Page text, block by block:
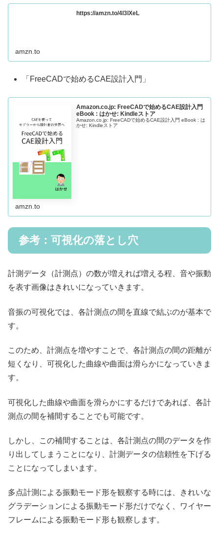
https://amzn.to/4l3lXeL
amzn.to
「FreeCADで始めるCAE設計入門」
Amazon.co.jp: FreeCADで始めるCAE設計入門
eBook : はかせ: Kindleストア
Amazon.co.jp: FreeCADで始めるCAE設計入門 eBook : は
かせ: Kindleストア
amzn.to
参考：可視化の落とし穴
計測データ（計測点）の数が増えれば増える程、音や振動
を表す画像はきれいになっていきます。
音振の可視化では、各計測点の間を直線で結ぶのが基本で
す。
このため、計測点を増やすことで、各計測点の間の距離が
短くなり、可視化した曲線や曲面は滑らかになっていきま
す。
可視化した曲線や曲面を滑らかにするだけであれば、各計
測点の間を補間することでも可能です。
しかし、この補間することは、各計測点の間のデータを作
り出してしまうことになり、計測データの信頼性を下げる
ことになってしまいます。
多点計測による振動モード形を観察する時には、きれいな
グラデーションによる振動モード形だけでなく、ワイヤー
フレームによる振動モード形も観察します。